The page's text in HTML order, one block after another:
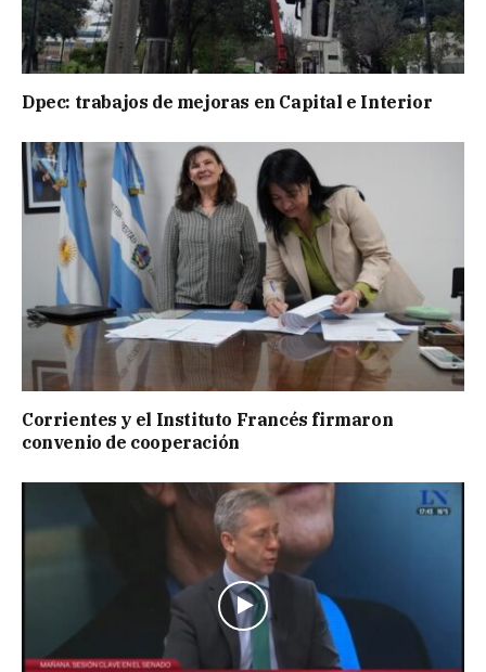
Dpec: trabajos de mejoras en Capital e Interior
Corrientes y el Instituto Francés firmaron
convenio de cooperación